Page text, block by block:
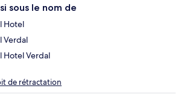
sous le nom de
Hotel
Verdal
Hotel Verdal
de rétractation